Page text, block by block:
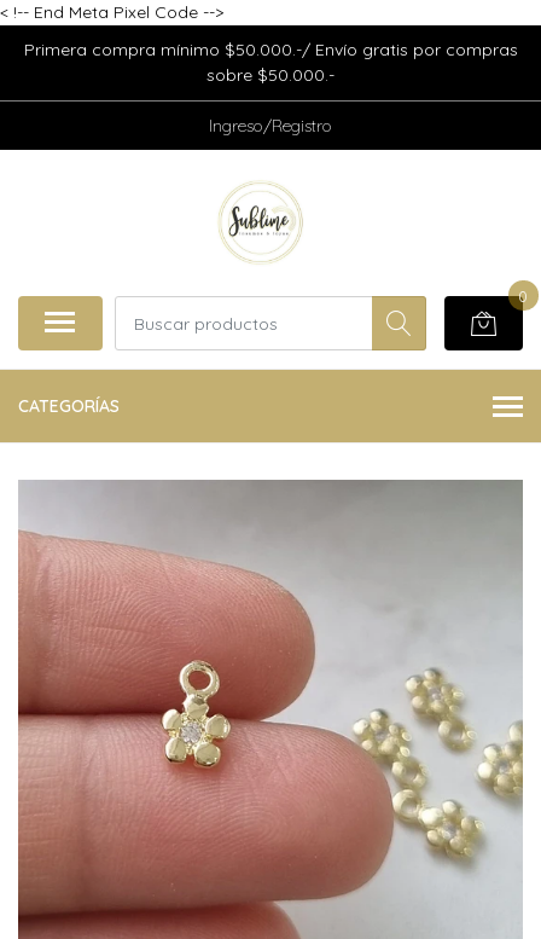
< !-- End Meta Pixel Code -->
Primera compra mínimo $50.000.-/ Envío gratis por compras
sobre $50.000.-
Ingreso/Registro
0
CATEGORÍAS